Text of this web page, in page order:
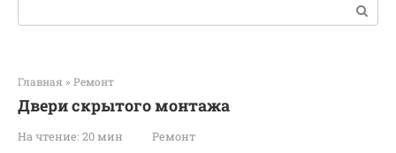
Главная » Ремонт
Двери скрытого монтажа
На чтение: 20 мин Ремонт